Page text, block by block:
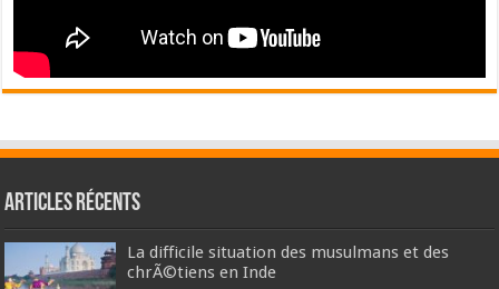
Articles récents
La difficile situation des musulmans et des
chrÃ©tiens en Inde